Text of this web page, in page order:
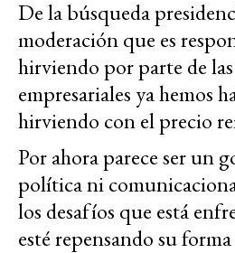
De la búsqueda
moderación que es
hirviendo por parte de
empresariales ya hemos
hirviendo con el precio
Por ahora parece ser un
política ni
los desafíos que está
esté repensando su